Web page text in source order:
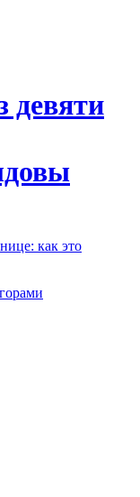
девяти
как это